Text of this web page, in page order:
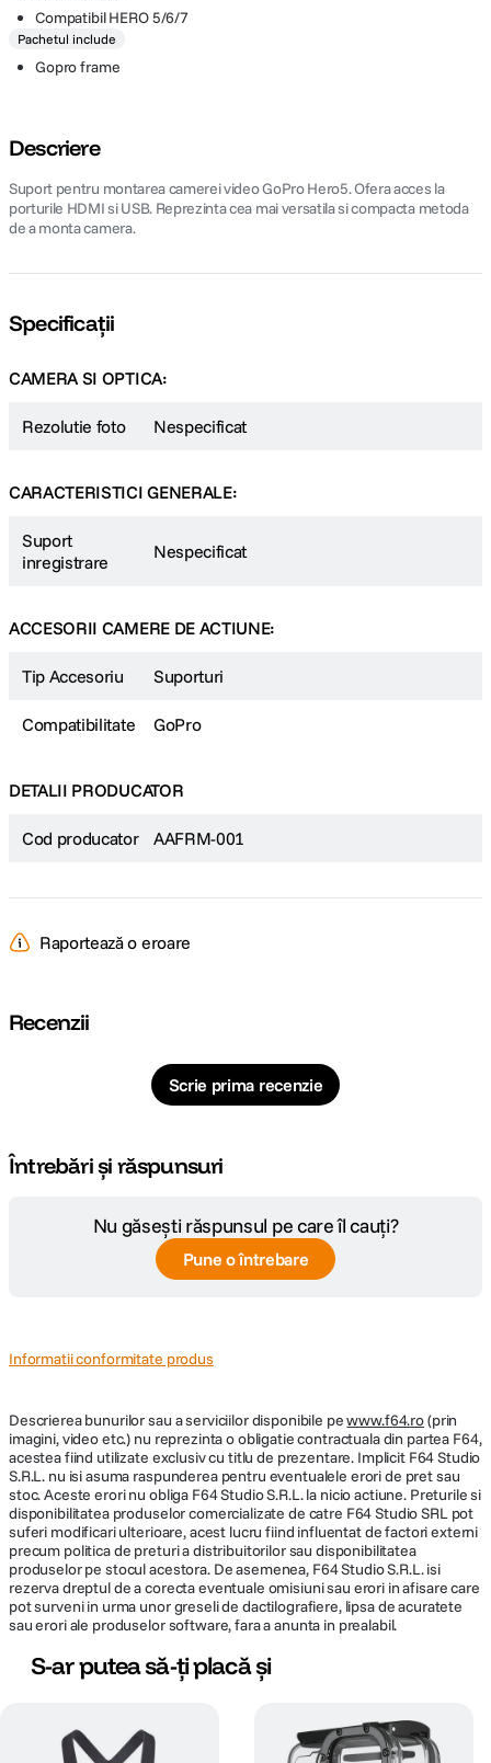
Compatibil HERO 5/6/7
Pachetul include
Gopro frame
Descriere
Suport pentru montarea camerei video GoPro Hero5. Ofera acces la
porturile HDMI si USB. Reprezinta cea mai versatila si compacta metoda
de a monta camera.
Specificații
CAMERA SI OPTICA:
Rezolutie foto Nespecificat
CARACTERISTICI GENERALE:
Suport
inregistrare
Nespecificat
ACCESORII CAMERE DE ACTIUNE:
Tip Accesoriu Suporturi
Compatibilitate GoPro
DETALII PRODUCATOR
Cod producator AAFRM-001
Raportează o eroare
Recenzii
Scrie prima recenzie
Întrebări și răspunsuri
Nu găsești răspunsul pe care îl cauți?
Pune o întrebare
Informatii conformitate produs
Descrierea bunurilor sau a serviciilor disponibile pewww.f64.ro(prin
imagini, video etc.) nu reprezinta o obligatie contractuala din partea F64,
acestea fiind utilizate exclusiv cu titlu de prezentare. Implicit F64 Studio
S.R.L. nu isi asuma raspunderea pentru eventualele erori de pret sau
stoc. Aceste erori nu obliga F64 Studio S.R.L. la nicio actiune. Preturile si
disponibilitatea produselor comercializate de catre F64 Studio SRL pot
suferi modificari ulterioare, acest lucru fiind influentat de factori externi
precum politica de preturi a distribuitorilor sau disponibilitatea
produselor pe stocul acestora. De asemenea, F64 Studio S.R.L. isi
rezerva dreptul de a corecta eventuale omisiuni sau erori in afisare care
pot surveni in urma unor greseli de dactilografiere, lipsa de acuratete
sau erori ale produselor software, fara a anunta in prealabil.
S-ar putea să-ți placă și